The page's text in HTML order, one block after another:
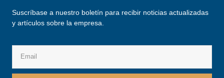
Suscríbase a nuestro boletín para recibir noticias actualizadas
y artículos sobre la empresa.